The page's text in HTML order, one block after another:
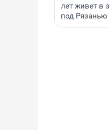
лет живет в
под Рязанью